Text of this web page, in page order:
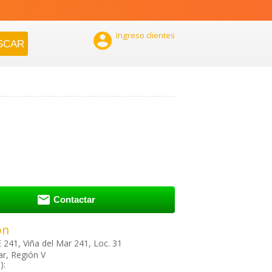
 Ingreso clientes
 Contactar
241, Viña del Mar 241, Loc. 31
Región V